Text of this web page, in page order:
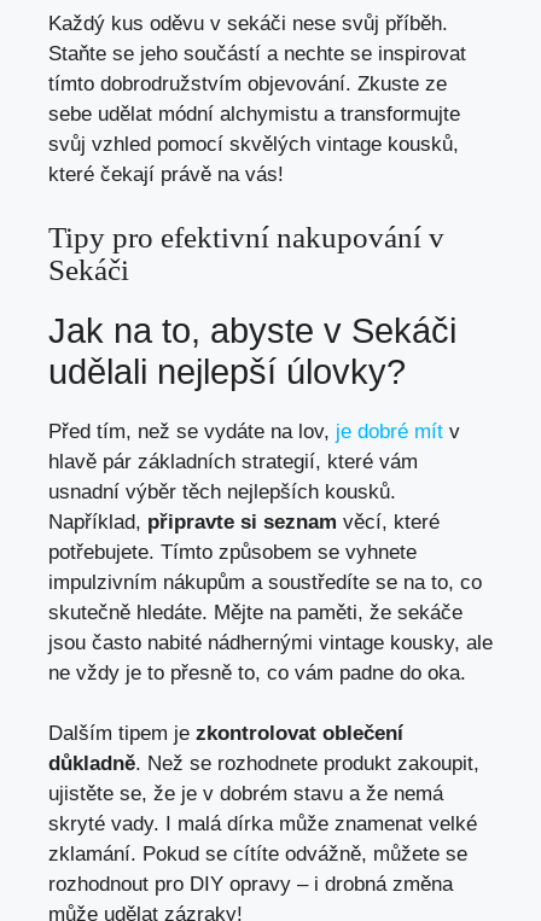
Každý kus oděvu v sekáči nese svůj⁢ příběh.
‌Staňte se jeho součástí ‍a​ nechte⁣ se inspirovat
tímto dobrodružstvím ⁤objevování. Zkuste ze
sebe udělat módní alchymistu a transformujte⁣
svůj vzhled ​pomocí ⁤skvělých ⁤vintage kousků,
které čekají právě na vás!
Tipy pro efektivní nakupování v
Sekáči
Jak na ⁣to,​ abyste v Sekáči
udělali nejlepší úlovky?
Před​ tím, než se​ vydáte na‍ lov, je dobré mít v
hlavě pár základních ⁣strategií, které vám
usnadní výběr‍ těch nejlepších⁢ kousků.
Například, připravte si seznam věcí, které
potřebujete. Tímto způsobem ‌se vyhnete
impulzivním nákupům a soustředíte se ⁤na‍ to, co ​
skutečně hledáte. ‍Mějte na paměti, že ​sekáče
jsou často nabité nádhernými vintage kousky, ale
ne ⁤vždy⁣ je ‍to přesně ⁢to, co ⁤vám padne do oka.
Dalším tipem je zkontrolovat⁣ oblečení
důkladně. Než se⁤ rozhodnete​ produkt zakoupit,
⁣ujistěte se, že je⁣ v dobrém‌ stavu a⁤ že ⁣nemá​
skryté vady. I malá dírka může znamenat velké
zklamání. Pokud se cítíte odvážně, můžete se
rozhodnout​ pro⁢ DIY opravy – i​ drobná změna
může udělat zázraky!